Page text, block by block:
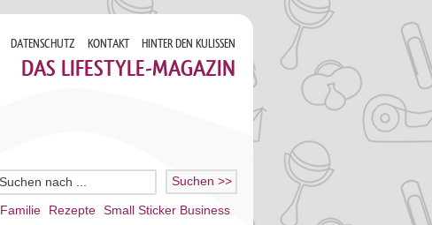
DATENSCHUTZ KONTAKT HINTER DEN KULISSEN
DAS LIFESTYLE-MAGAZIN
Familie Rezepte Small Sticker Business